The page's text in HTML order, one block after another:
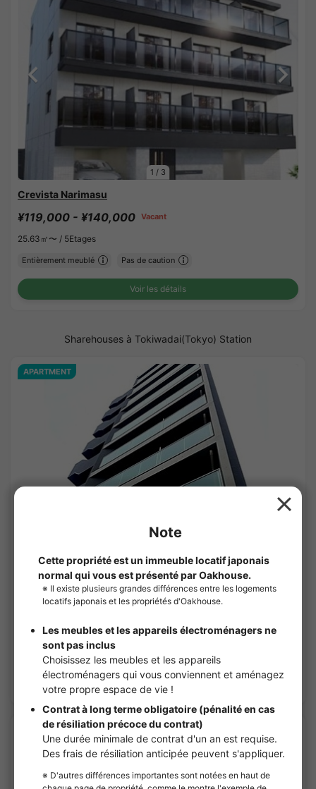
1 / 3
Crevista Narimasu
¥119,000 - ¥140,000 Vacant
25.63㎡〜 / 5Etages
Entièrement meublé Pas de caution
Voir les détails
Sharehouses à Tokiwadai(Tokyo) Station
1/1
APARTMENT
Clevista Itabashi Tokiwadai
25.43㎡〜 /10Etages
Entièrement meublé Pas de caution
Voir les détails
APARTMENT